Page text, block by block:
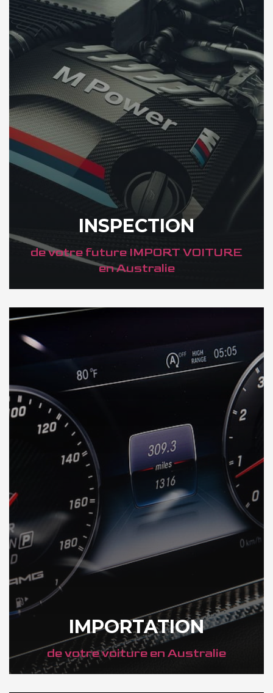
INSPECTION
de votre future IMPORT VOITURE
en Australie
DÉCOUVREZ VOTRE INSPECTION AUTO en Australie
IMPORTATION
de votre voiture en Australie